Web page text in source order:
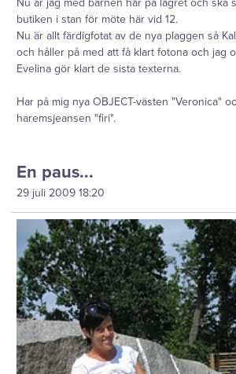
butiken i stan för möte här vid 12.
Nu är allt färdigfotat av de nya plaggen så
och håller på med att få klart fotona och jag
Evelina gör klart de sista texterna.
Har på mig nya OBJECT-västen "Veronica"
haremsjeansen "firi".
En paus...
29 juli 2009 18:20